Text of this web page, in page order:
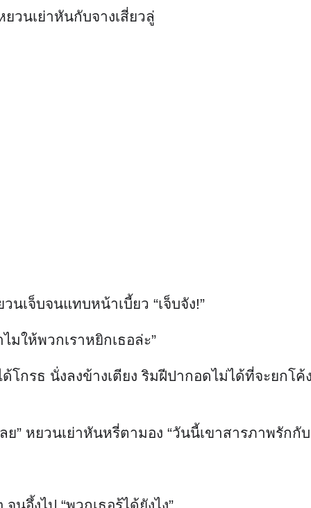
วนเย่าหันกับจางเสี่ยวลู่
เจ็บจนแทบหน้าเบี้ยว “เจ็บจัง!”
มให้พวกเราหยิกเธอล่ะ”